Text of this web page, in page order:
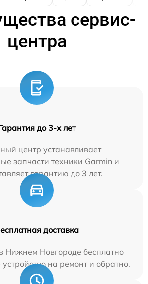
сервис-
центра
до 3-х лет
центр устанавливает
запчасти техники Garmin и
гарантию до 3 лет.
доставка
Нижнем Новгороде бесплатно
на ремонт и обратно.